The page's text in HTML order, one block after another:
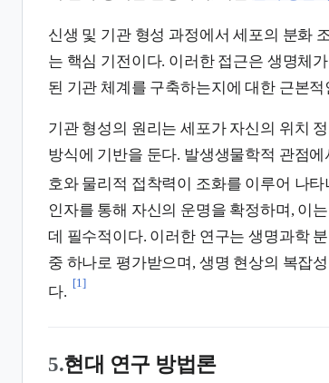
신생 및 기관 형성 과정에서 세포의 분화
는 핵심 기전이다. 이러한 접근은 생명체
된 기관 체계를 구축하는지에 대한 근본
기관 형성의 원리는 세포가 자신의 위치
방식에 기반을 둔다. 발생생물학적 관점
호와 물리적 접착력이 조화를 이루어 나
인자를 통해 자신의 운명을 확정하며, 이
데 필수적이다. 이러한 연구는 생명과학
중 하나로 평가받으며, 생명 현상의 복잡
다.
[1]
5.현대 연구 방법론